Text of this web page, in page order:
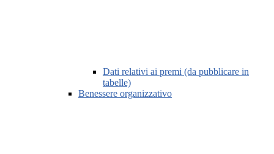
Dati relativi ai premi (da pubblicare in
tabelle)
Benessere organizzativo